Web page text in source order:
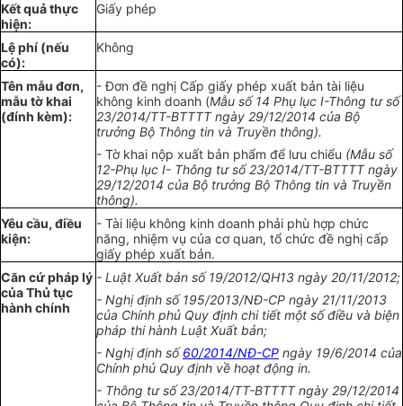
Kết quả thực
hiện:
Giấy phép
Lệphí (nếu
có):
Không
Tên mẫu đơn,
mẫu tờkhai
(đính kèm):
- Đơn đề nghị Cấp giấy phép xuất bản tài liệu
không kinh doanh (Mẫu số14 Phụ lục I-Thông tư số
23/2014/TT-BTTTT ngày 29/12/2014 của Bộ
trưởng Bộ Thông tin và Truyền thông).
- Tờ khai nộp xuất bản phẩm để lưu chiểu (Mẫu số
12-Phụ lục I- Thông tư số 23/2014/TT-BTTTT ngày
29/12/2014 của Bộ trưởng Bộ Thông tin và Truyền
thông).
Yêu cầu, điều
kiện:
- Tài liệu không kinh doanh phải phù hợp chức
năng, nhiệm vụ của cơ quan, tổ chức đề nghị cấp
giấy phép xuất bản.
Căn cứ pháp lý
của Thủ tục
hành chính
- Luật Xuất bản số 19/2012/QH13 ngày 20/11/2012;
- Nghị định số195/2013/NĐ-CP ngày 21/11/2013
của Chính phủ Quy định chi tiết một số điều và biện
pháp thi hành Luật Xuất bản;
- Nghị định số60/2014/NĐ-CP ngày 19/6/2014 của
Chính phủ Quy định về hoạt động in.
- Thông tư số23/2014/TT-BTTTT ngày 29/12/2014